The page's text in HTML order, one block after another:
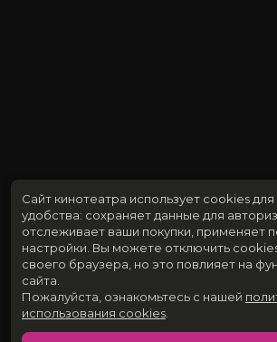
Сайт кинотеатра использует cookies
удобства: сохраняет данные для
отслеживает ваши покупки, применяет
настройки. Вы можете отключить
своего браузера, но это повлияет на
сайта.
Пожалуйста, ознакомьтесь с нашей
использования cookies